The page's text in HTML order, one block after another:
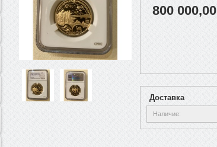
800 000,00
Доставка
Наличие